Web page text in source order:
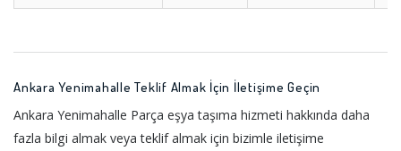
Ankara Yenimahalle Teklif Almak İçin İletişime Geçin
Ankara Yenimahalle Parça eşya taşıma hizmeti hakkında daha
fazla bilgi almak veya teklif almak için bizimle iletişime